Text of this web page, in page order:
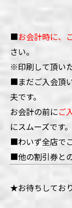
■お会計時に、
さい。
※印刷して頂い
■まだご入会頂
夫です。
お会計の前にご
にスムーズです。
■わいず全店で
■他の割引券と
★お待ちしてお